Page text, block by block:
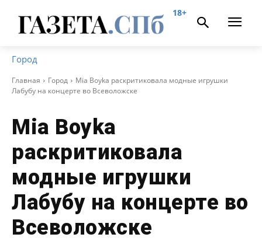
18+
Город
Главная Город
Mia Boyka раскритиковала модные игрушки
Лабубу на концерте во Всеволожске
Mia Boyka
раскритиковала
модные игрушки
Лабубу на концерте во
Всеволожске